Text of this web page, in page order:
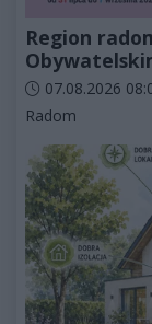
Region
Data dodania
07.08.2026
Kategorie artykułu:
Radom